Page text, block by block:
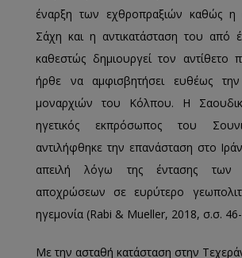
έναρξη των εχθροπραξιών καθώς η
Σάχη και η αντικατάσταση του από
καθεστώς δημιουργεί τον αντίθετο
ήρθε να αμφισβητήσει ευθέως
μοναρχιών του Κόλπου. Η
ηγετικός εκπρόσωπος του
αντιλήφθηκε την επανάσταση στο
απειλή λόγω της έντασης των
αποχρώσεων σε ευρύτερο
ηγεμονία (Rabi & Mueller, 2018, σ.σ.
Με την ασταθή κατάσταση στην